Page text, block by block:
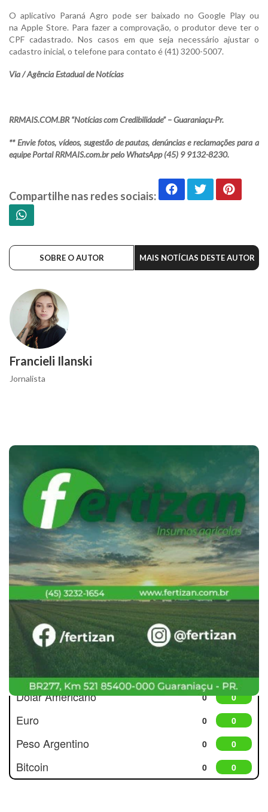
O aplicativo Paraná Agro pode ser baixado no Google Play ou
na Apple Store. Para fazer a comprovação, o produtor deve ter o
CPF cadastrado. Nos casos em que seja necessário ajustar o
cadastro inicial, o telefone para contato é (41) 3200-5007.
Via / Agência Estadual de Notícias
RRMAIS.COM.BR “Notícias com Credibilidade” – Guaraniaçu-Pr.
** Envie fotos, vídeos, sugestão de pautas, denúncias e reclamações para a
equipe Portal RRMAIS.com.br pelo WhatsApp (45) 9 9132-8230.
Compartilhe nas redes sociais:
SOBRE O AUTOR MAIS NOTÍCIAS DESTE AUTOR
Francieli Ilanski
Jornalista
Cotações
Dólar Americano 0 0
Euro 0 0
Peso Argentino 0 0
Bitcoin 0 0